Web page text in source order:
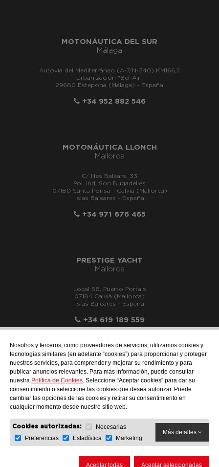
Nosotros y terceros, como proveedores de servicios, utilizamos cookies y
tecnologías similares (en adelante “cookies”) para proporcionar y proteger
nuestros servicios, para comprender y mejorar su rendimiento y para
publicar anuncios relevantes. Para más información, puede consultar
nuestra Política de Cookies. Seleccione “Aceptar cookies” para dar su
consentimiento o seleccione las cookies que desea autorizar. Puede
cambiar las opciones de las cookies y retirar su consentimiento en
cualquier momento desde nuestro sitio web.
Cookies autorizadas:
Necesarias
Preferencias
Estadística Marketing
Más detalles
Aceptar todas Aceptar seleccionadas
MOTONÁUTICA DEL SUR
Málaga
Autovía del Mediterráneo (A-7/N-340) KM166,2
Urbanización "Bel-Air"
29680 Estepona (Málaga) - España
+34 952 882 546
MOTONÁUTICA LLONCH
Mallorca
C/ Illes Balears, 33
Pol. Ind. Son Bugadelles
07180 Santa Ponsa - Calvià (Mallorca)
Islas Baleares - España
+34 971 676 465
PRESTIGE YACHT
Mallorca
Local 58, Puerto Portals
07184 Calvià (Mallorca)
Islas Baleares - España
+34 619 189 559
info@motonauticallonch.com
PROTECCIÓN DE DATOS POLÍTICA DE COOKIES